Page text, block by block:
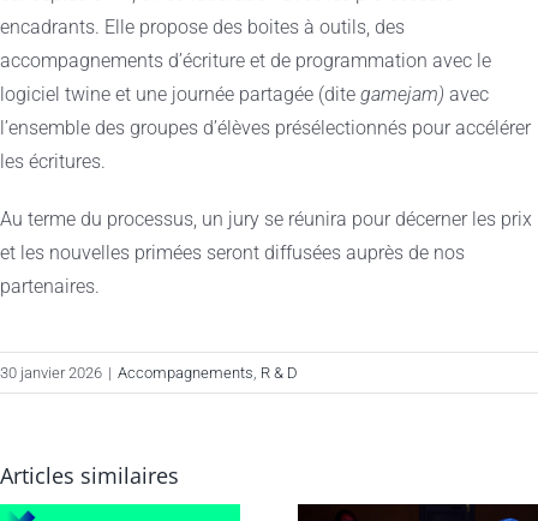
encadrants. Elle propose des boites à outils, des
accompagnements d’écriture et de programmation avec le
logiciel twine et une journée partagée (dite gamejam) avec
l’ensemble des groupes d’élèves présélectionnés pour accélérer
les écritures.
Au terme du processus, un jury se réunira pour décerner les prix
et les nouvelles primées seront diffusées auprès de nos
partenaires.
30 janvier 2026 | Accompagnements, R & D
Articles similaires